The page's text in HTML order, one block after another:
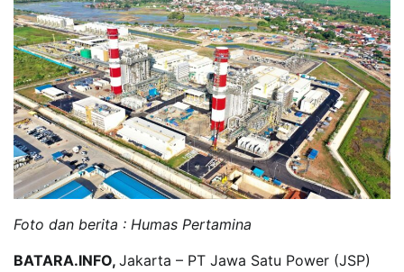
Foto dan berita : Humas Pertamina
BATARA.INFO, Jakarta – PT Jawa Satu Power (JSP)